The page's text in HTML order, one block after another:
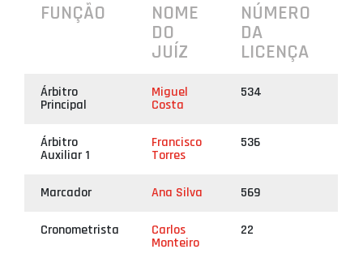
FUNÇÃO
NOME
DO
JUÍZ
NÚMERO
DA
LICENÇA
Árbitro
Principal
Miguel
Costa
534
Árbitro
Auxiliar 1
Francisco
Torres
536
Marcador Ana Silva 569
Cronometrista Carlos
Monteiro
22